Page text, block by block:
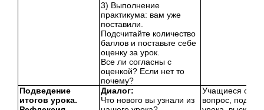
3) Выполнение
практикума: вам уже
поставили.
Подсчитайте количество
баллов и поставьте себе
оценку за урок.
Все ли согласны с
оценкой? Если нет то
почему?
Подведение
итогов урока.
Диалог:
Что нового вы узнали из
Учащиеся
вопрос,